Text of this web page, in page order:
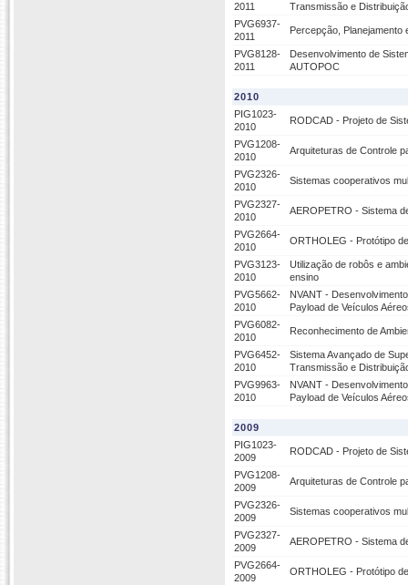
2011
Transmissão e
PVG6937-
2011
Percepção, Planejamento
PVG8128-
2011
Desenvolvimento de
AUTOPOC
2010
PIG1023-
2010
RODCAD - Projeto de
PVG1208-
2010
Arquiteturas de Controle
PVG2326-
2010
Sistemas cooperativos
PVG2327-
2010
AEROPETRO - Sistema
PVG2664-
2010
ORTHOLEG - Protótipo
PVG3123-
2010
Utilização de robôs e
ensino
PVG5662-
2010
NVANT -
Payload de Veículos
PVG6082-
2010
Reconhecimento de
PVG6452-
2010
Sistema Avançado de
Transmissão e
PVG9963-
2010
NVANT -
Payload de Veículos
2009
PIG1023-
2009
RODCAD - Projeto de
PVG1208-
2009
Arquiteturas de Controle
PVG2326-
2009
Sistemas cooperativos
PVG2327-
2009
AEROPETRO - Sistema
PVG2664-
2009
ORTHOLEG - Protótipo